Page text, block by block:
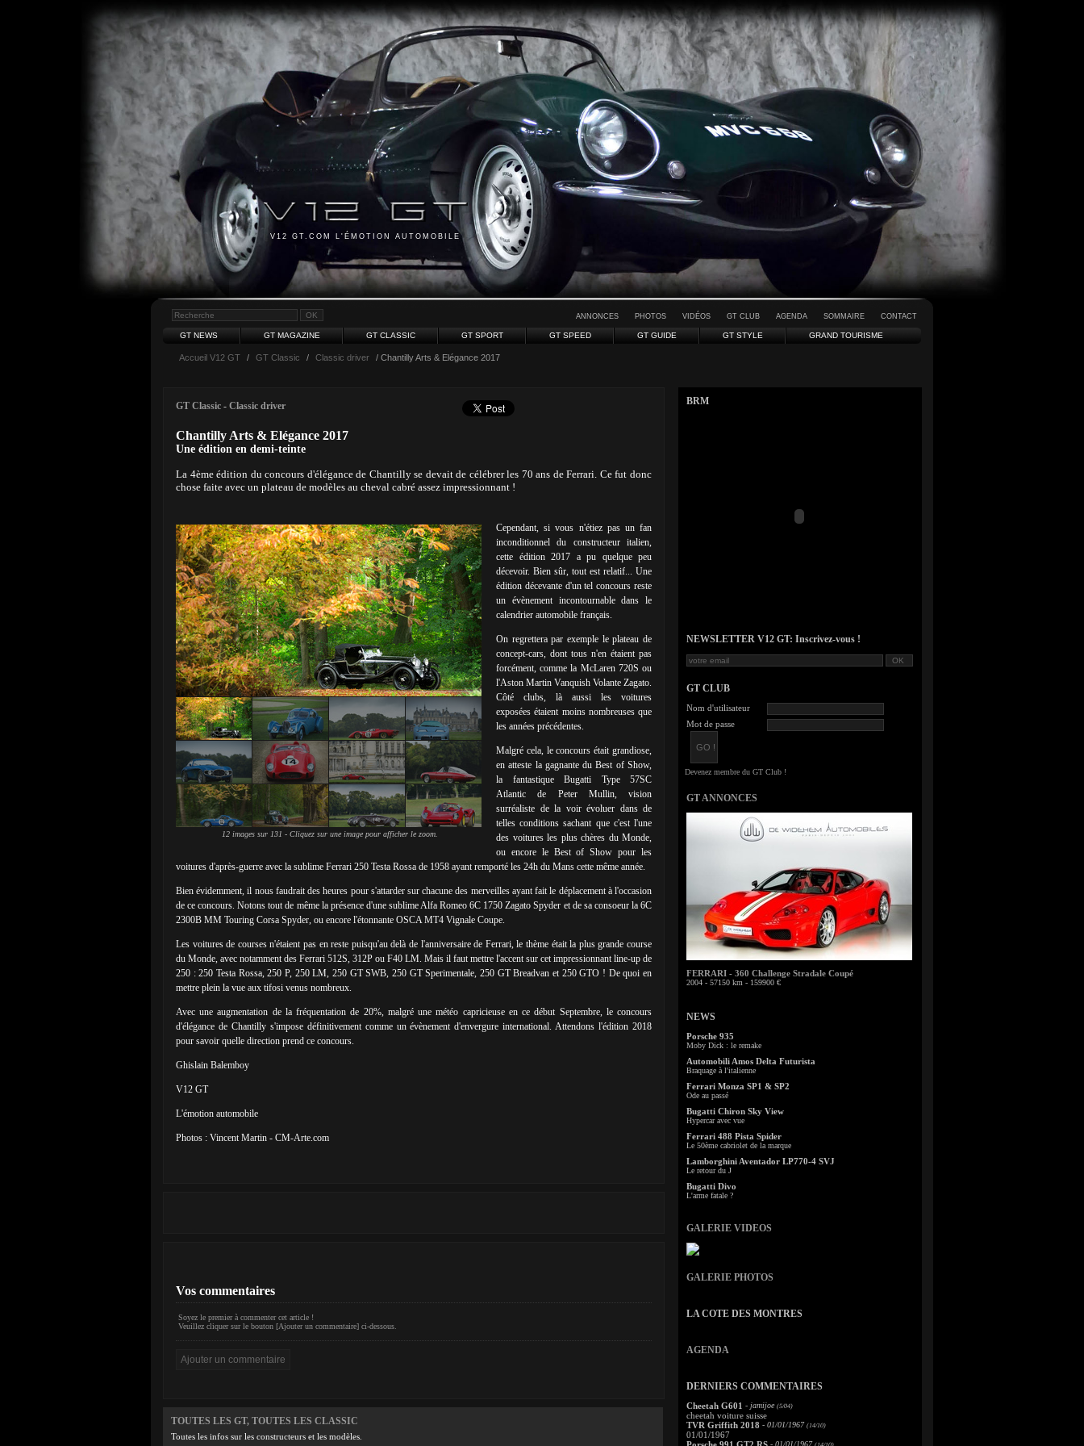
V12 GT.COM L'ÉMOTION AUTOMOBILE
ANNONCES PHOTOS VIDÉOS GT CLUB AGENDA SOMMAIRE CONTACT
GT NEWS GT MAGAZINE GT CLASSIC GT SPORT GT SPEED GT GUIDE GT STYLE GRAND TOURISME
Accueil V12 GT / GT Classic / Classic driver / Chantilly Arts & Elégance 2017
GT Classic - Classic driver
Chantilly Arts & Elégance 2017
Une édition en demi-teinte
La 4ème édition du concours d'élégance de Chantilly se devait de célébrer les 70 ans de Ferrari. Ce fut donc
chose faite avec un plateau de modèles au cheval cabré assez impressionnant !
12 images sur 131 - Cliquez sur une image pour afficher le zoom.
Cependant, si vous n'étiez pas un fan
inconditionnel du constructeur italien,
cette édition 2017 a pu quelque peu
décevoir. Bien sûr, tout est relatif... Une
édition décevante d'un tel concours reste
un évènement incontournable dans le
calendrier automobile français.
On regrettera par exemple le plateau de
concept-cars, dont tous n'en étaient pas
forcément, comme la McLaren 720S ou
l'Aston Martin Vanquish Volante Zagato.
Côté clubs, là aussi les voitures
exposées étaient moins nombreuses que
les années précédentes.
Malgré cela, le concours était grandiose,
en atteste la gagnante du Best of Show,
la fantastique Bugatti Type 57SC
Atlantic de Peter Mullin, vision
surréaliste de la voir évoluer dans de
telles conditions sachant que c'est l'une
des voitures les plus chères du Monde,
ou encore le Best of Show pour les
voitures d'après-guerre avec la sublime Ferrari 250 Testa Rossa de 1958 ayant remporté les 24h du Mans cette même année.
Bien évidemment, il nous faudrait des heures pour s'attarder sur chacune des merveilles ayant fait le déplacement à l'occasion
de ce concours. Notons tout de même la présence d'une sublime Alfa Romeo 6C 1750 Zagato Spyder et de sa consoeur la 6C
2300B MM Touring Corsa Spyder, ou encore l'étonnante OSCA MT4 Vignale Coupe.
Les voitures de courses n'étaient pas en reste puisqu'au delà de l'anniversaire de Ferrari, le thème était la plus grande course
du Monde, avec notamment des Ferrari 512S, 312P ou F40 LM. Mais il faut mettre l'accent sur cet impressionnant line-up de
250 : 250 Testa Rossa, 250 P, 250 LM, 250 GT SWB, 250 GT Sperimentale, 250 GT Breadvan et 250 GTO ! De quoi en
mettre plein la vue aux tifosi venus nombreux.
Avec une augmentation de la fréquentation de 20%, malgré une météo capricieuse en ce début Septembre, le concours
d'élégance de Chantilly s'impose définitivement comme un évènement d'envergure international. Attendons l'édition 2018
pour savoir quelle direction prend ce concours.
Ghislain Balemboy
V12 GT
L'émotion automobile
Photos : Vincent Martin - CM-Arte.com
Vos commentaires
Soyez le premier à commenter cet article !
Veuillez cliquer sur le bouton [Ajouter un commentaire] ci-dessous.
TOUTES LES GT, TOUTES LES CLASSIC
Toutes les infos sur les constructeurs et les modèles.
BRM
NEWSLETTER V12 GT: Inscrivez-vous !
GT CLUB
Nom d'utilisateur
Mot de passe
GT ANNONCES
FERRARI - 360 Challenge Stradale Coupé
2004 - 57150 km - 159900 €
NEWS
Porsche 935
Moby Dick : le remake
Automobili Amos Delta Futurista
Braquage à l'italienne
Ferrari Monza SP1 & SP2
Ode au passé
Bugatti Chiron Sky View
Hypercar avec vue
Ferrari 488 Pista Spider
Le 50ème cabriolet de la marque
Lamborghini Aventador LP770-4 SVJ
Le retour du J
Bugatti Divo
L'arme fatale ?
GALERIE VIDEOS
GALERIE PHOTOS
LA COTE DES MONTRES
AGENDA
DERNIERS COMMENTAIRES
Cheetah G601 - jamijoe (5/04)
cheetah voiture suisse
TVR Griffith 2018 - 01/01/1967 (14/10)
01/01/1967
- 01/01/1967